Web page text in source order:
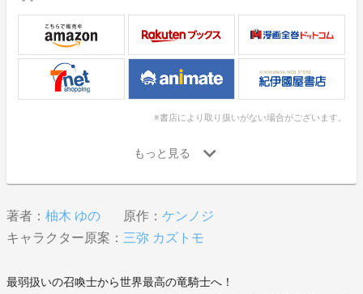
※書店により取り扱いがない場合がございます。
著者： 柚木 ゆの 原作： ケンノジ
キャラクター原案： 三弥 カズトモ
最弱扱いの召喚士から世界最高の竜騎士へ！